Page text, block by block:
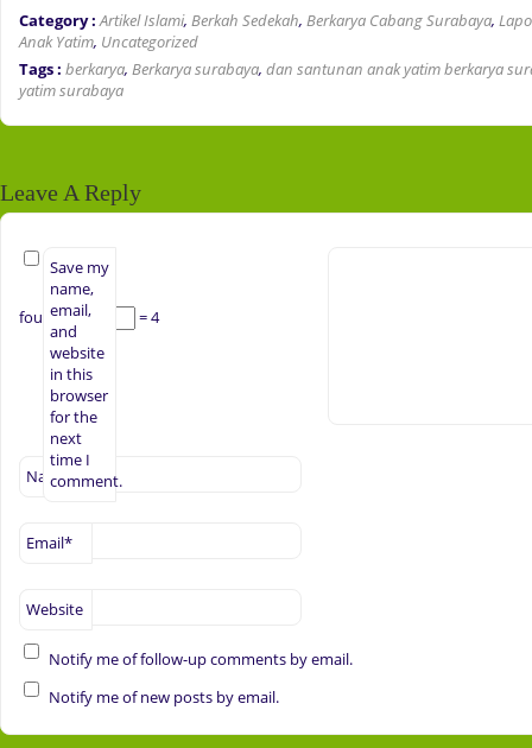
Category : Artikel Islami, Berkah Sedekah, Berkarya Cabang Surabaya,
Anak Yatim, Uncategorized
Tags : berkarya, Berkarya surabaya, dan santunan anak yatim berkarya
yatim surabaya
Leave A Reply
Name*
Email*
Website
Save my
name,
email,
and
website
in this
browser
for the
next
time I
comment.
four × = 4
Notify me of follow-up comments by email.
Notify me of new posts by email.